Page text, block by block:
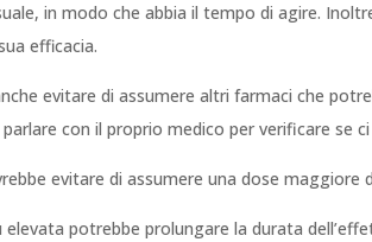
in modo che abbia il tempo di agire.
efficacia.
evitare di assumere altri farmaci che
con il proprio medico per verificare se
evitare di assumere una dose maggiore
elevata potrebbe prolungare la durata